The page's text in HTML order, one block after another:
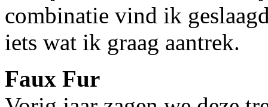
combinatie vind ik
iets wat ik graag aantrek.
Faux Fur